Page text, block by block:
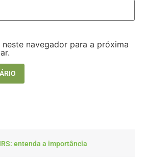
neste navegador para a próxima
entenda a importância